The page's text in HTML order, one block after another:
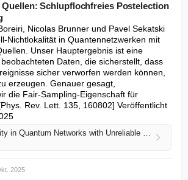
Schlupflochfreies Postelection
Nicolas Brunner und Pavel Sekatski
Nichtlokalität in Quantennetzwerken mit
Unser Hauptergebnis ist eine
Daten, die sicherstellt, dass
sicher verworfen werden können,
erzeugen. Genauer gesagt,
die Fair-Sampling-Eigenschaft für
Rev. Lett. 135, 160802] Veröffentlicht
Bell Nonlocality in Quantum Networks with Unreliable Sources: Loophole-Free Postelection via Self-Testing
2025